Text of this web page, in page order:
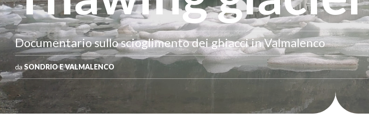
Documentario sullo scioglimento dei ghiacci in Valmalenco
daSONDRIO E VALMALENCO